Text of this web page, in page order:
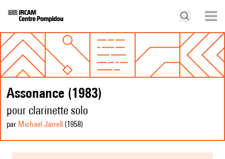
Assonance (1983)
pour clarinette solo
par Michael Jarrell (1958)